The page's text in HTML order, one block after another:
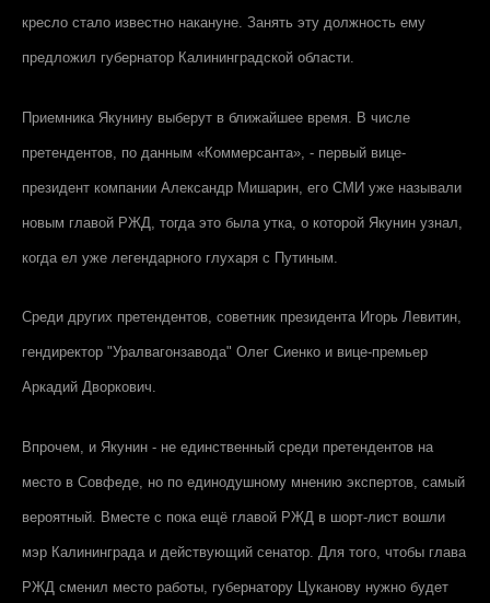
кресло стало известно накануне. Занять эту должность ему
предложил губернатор Калининградской области.
Приемника Якунину выберут в ближайшее время. В числе
претендентов, по данным «Коммерсанта», - первый вице-
президент компании Александр Мишарин, его СМИ уже называли
новым главой РЖД, тогда это была утка, о которой Якунин узнал,
когда ел уже легендарного глухаря с Путиным.
Среди других претендентов, советник президента Игорь Левитин,
гендиректор "Уралвагонзавода" Олег Сиенко и вице-премьер
Аркадий Дворкович.
Впрочем, и Якунин - не единственный среди претендентов на
место в Совфеде, но по единодушному мнению экспертов, самый
вероятный. Вместе с пока ещё главой РЖД в шорт-лист вошли
мэр Калининграда и действующий сенатор. Для того, чтобы глава
РЖД сменил место работы, губернатору Цуканову нужно будет